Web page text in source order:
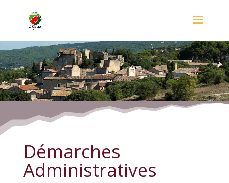
Démarches Administratives
Démarches
Administratives